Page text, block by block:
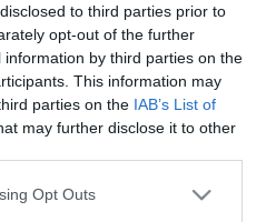
to third parties prior to
opt-out of the further
by third parties on the
This information may
parties on the IAB’s List of
may further disclose it to other
app uses one or more Google
Opt Outs
Αγορά
NEO